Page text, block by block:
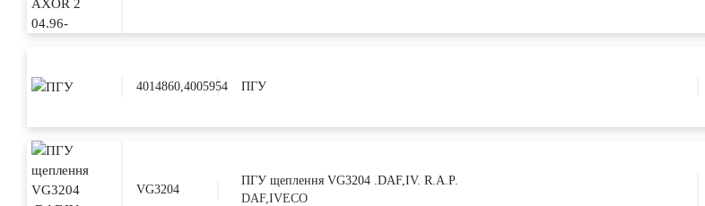
4014860,4005954 ПГУ
VG3204
ПГУ щеплення VG3204 .DAF,IV. R.A.P.
DAF,IVECO